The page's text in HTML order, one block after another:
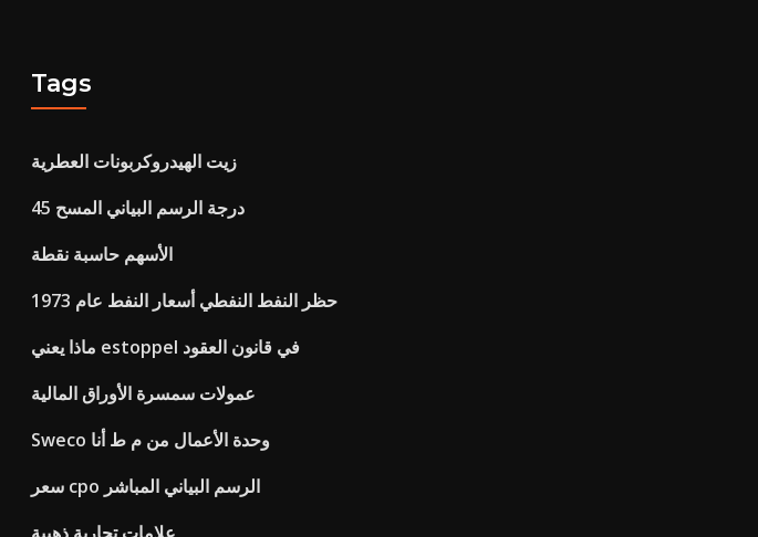
Tags
زيت الهيدروكربونات العطرية
45 درجة الرسم البياني المسح
الأسهم حاسبة نقطة
حظر النفط النفطي أسعار النفط عام 1973
ماذا يعني estoppel في قانون العقود
عمولات سمسرة الأوراق المالية
Sweco وحدة الأعمال من م ط أنا
سعر cpo الرسم البياني المباشر